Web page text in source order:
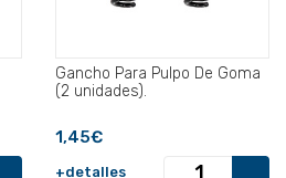
Gancho Para Pulpo De Goma
(2 unidades).
1,45€
+detalles